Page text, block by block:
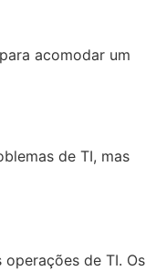
acomodar um
de TI, mas
de TI. Os